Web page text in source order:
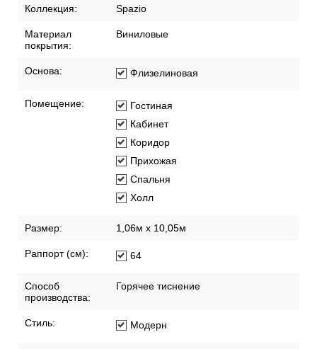
Коллекция: Spazio
Материал
покрытия:
Виниловые
Основа: Флизелиновая
Помещение:
Гостиная
Кабинет
Коридор
Прихожая
Спальня
Холл
Размер: 1,06м х 10,05м
Раппорт (см): 64
Способ
производства:
Горячее тиснение
Стиль: Модерн